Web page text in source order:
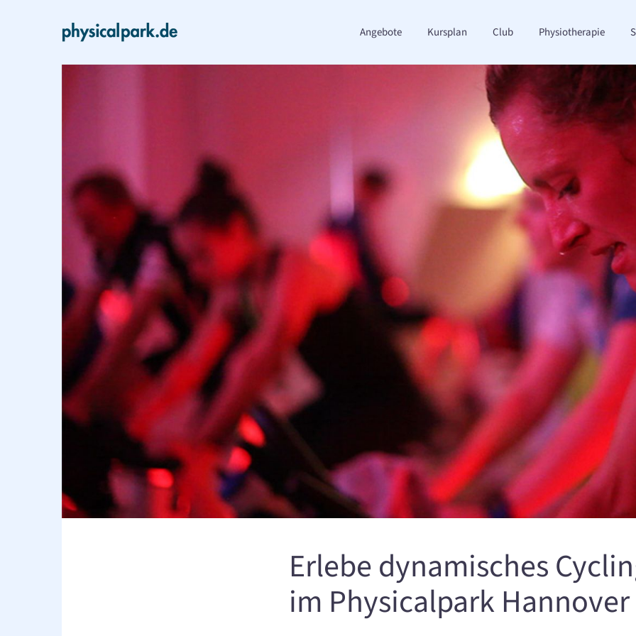
Angebote Kursplan Club Physiotherapie
Erlebe dynamisches
im Physicalpark Hannover